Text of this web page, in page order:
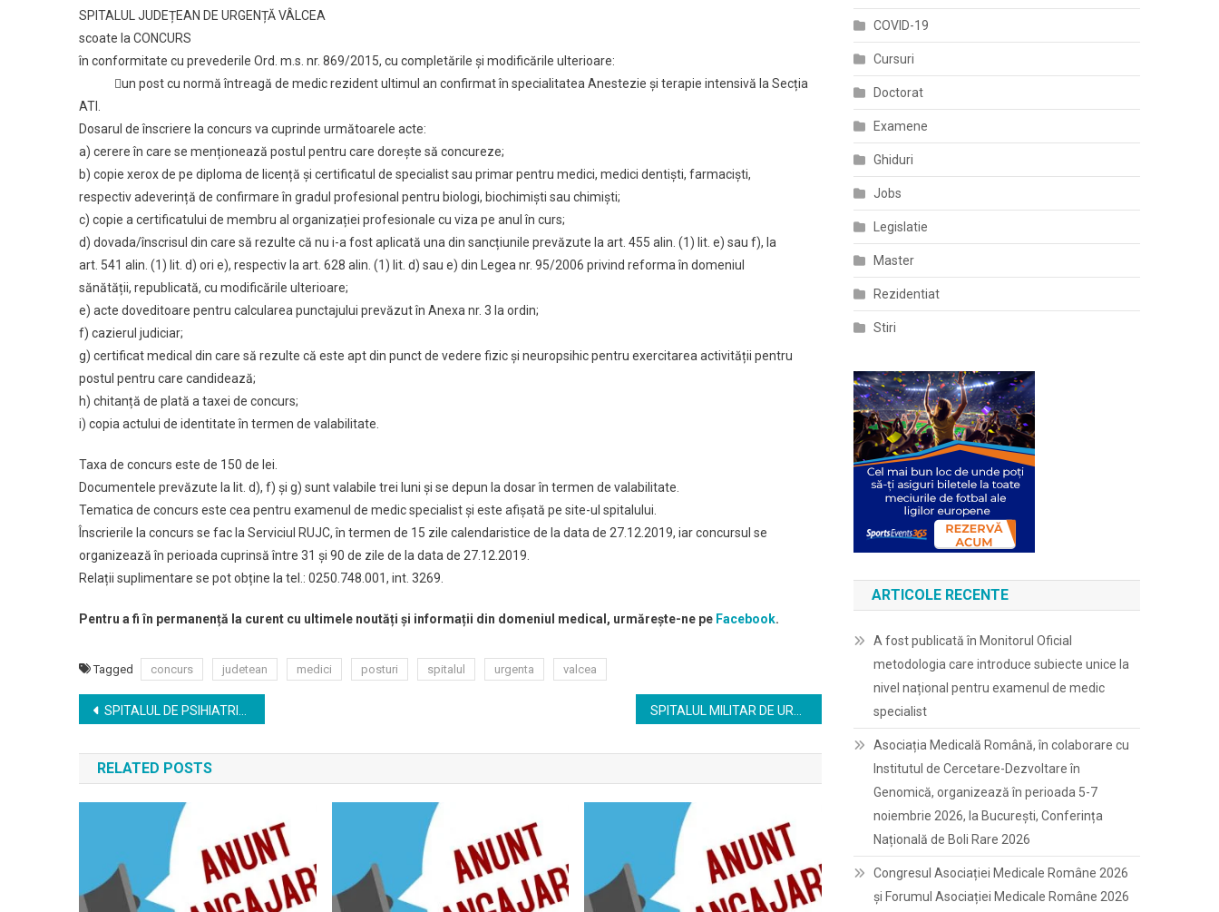
URGENȚĂ
VÂLCEA
La
CONCURS
Urmatoarele
SPITALUL JUDEȚEAN DE URGENȚĂ VÂLCEA
scoate la CONCURS
în conformitate cu prevederile Ord. m.s. nr. 869/2015, cu completările și modificările ulterioare:
un post cu normă întreagă de medic rezident ultimul an confirmat în specialitatea Anestezie și terapie intensivă la Secția
ATI.
Dosarul de înscriere la concurs va cuprinde următoarele acte:
a) cerere în care se menționează postul pentru care dorește să concureze;
b) copie xerox de pe diploma de licență și certificatul de specialist sau primar pentru medici, medici dentiști, farmaciști,
respectiv adeverință de confirmare în gradul profesional pentru biologi, biochimiști sau chimiști;
c) copie a certificatului de membru al organizației profesionale cu viza pe anul în curs;
d) dovada/înscrisul din care să rezulte că nu i-a fost aplicată una din sancțiunile prevăzute la art. 455 alin. (1) lit. e) sau f), la
art. 541 alin. (1) lit. d) ori e), respectiv la art. 628 alin. (1) lit. d) sau e) din Legea nr. 95/2006 privind reforma în domeniul
sănătății, republicată, cu modificările ulterioare;
e) acte doveditoare pentru calcularea punctajului prevăzut în Anexa nr. 3 la ordin;
f) cazierul judiciar;
g) certificat medical din care să rezulte că este apt din punct de vedere fizic și neuropsihic pentru exercitarea activității pentru
postul pentru care candidează;
h) chitanță de plată a taxei de concurs;
i) copia actului de identitate în termen de valabilitate.
Taxa de concurs este de 150 de lei.
Documentele prevăzute la lit. d), f) și g) sunt valabile trei luni și se depun la dosar în termen de valabilitate.
Tematica de concurs este cea pentru examenul de medic specialist și este afișată pe site-ul spitalului.
Înscrierile la concurs se fac la Serviciul RUJC, în termen de 15 zile calendaristice de la data de 27.12.2019, iar concursul se
organizează în perioada cuprinsă între 31 și 90 de zile de la data de 27.12.2019.
Relații suplimentare se pot obține la tel.: 0250.748.001, int. 3269.
Pentru a fi în permanență la curent cu ultimele noutăți și informații din domeniul medical, urmărește-ne pe Facebook.
Tagged concurs judetean medici posturi spitalul urgenta valcea
Navigare
în
articole
SPITALUL DE PSIHIATRIE TULGHEȘ (JUDEȚUL HARGHITA) scoate la CONCURS urmatoarele posturi:
RELATED POSTS
COVID-19
Cursuri
Doctorat
Examene
Ghiduri
Jobs
Legislatie
Master
Rezidentiat
Stiri
ARTICOLE RECENTE
A fost publicată în Monitorul Oficial
metodologia care introduce subiecte unice la
nivel național pentru examenul de medic
specialist
Asociația Medicală Română, în colaborare cu
Institutul de Cercetare-Dezvoltare în
Genomică, organizează în perioada 5-7
noiembrie 2026, la București, Conferința
Națională de Boli Rare 2026
Congresul Asociației Medicale Române 2026
și Forumul Asociației Medicale Române 2026